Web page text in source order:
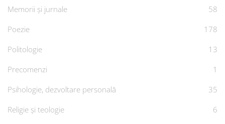
Memorii și jurnale
58
Poezie
178
Politologie
13
Precomenzi
1
Psihologie, dezvoltare personală
35
Religie și teologie
6